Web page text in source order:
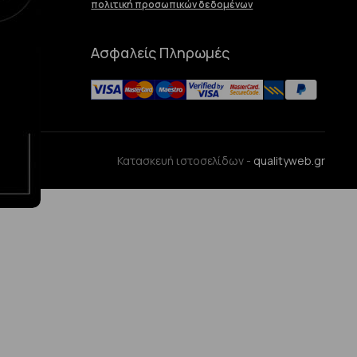
πολιτική προσωπικών δεδομένων
Ασφαλείς Πληρωμές
Κατασκευή ιστοσελίδων - qualityweb.gr